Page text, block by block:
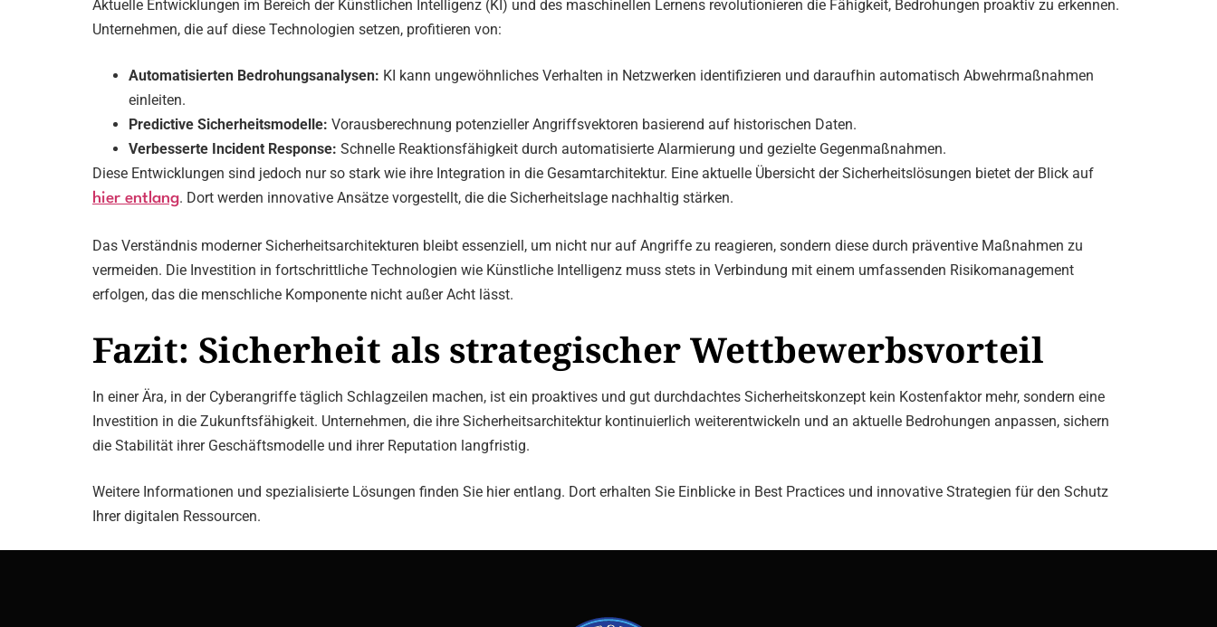
Aktuelle Entwicklungen im Bereich der Künstlichen Intelligenz (KI) und des maschinellen Lernens revolutionieren die Fähigkeit, Bedrohungen proaktiv zu erkennen.
Unternehmen, die auf diese Technologien setzen, profitieren von:
Automatisierten Bedrohungsanalysen: KI kann ungewöhnliches Verhalten in Netzwerken identifizieren und daraufhin automatisch Abwehrmaßnahmen
einleiten.
Predictive Sicherheitsmodelle: Vorausberechnung potenzieller Angriffsvektoren basierend auf historischen Daten.
Verbesserte Incident Response: Schnelle Reaktionsfähigkeit durch automatisierte Alarmierung und gezielte Gegenmaßnahmen.
Diese Entwicklungen sind jedoch nur so stark wie ihre Integration in die Gesamtarchitektur. Eine aktuelle Übersicht der Sicherheitslösungen bietet der Blick auf
hier entlang. Dort werden innovative Ansätze vorgestellt, die die Sicherheitslage nachhaltig stärken.
Das Verständnis moderner Sicherheitsarchitekturen bleibt essenziell, um nicht nur auf Angriffe zu reagieren, sondern diese durch präventive Maßnahmen zu
vermeiden. Die Investition in fortschrittliche Technologien wie Künstliche Intelligenz muss stets in Verbindung mit einem umfassenden Risikomanagement
erfolgen, das die menschliche Komponente nicht außer Acht lässt.
Fazit: Sicherheit als strategischer Wettbewerbsvorteil
In einer Ära, in der Cyberangriffe täglich Schlagzeilen machen, ist ein proaktives und gut durchdachtes Sicherheitskonzept kein Kostenfaktor mehr, sondern eine
Investition in die Zukunftsfähigkeit. Unternehmen, die ihre Sicherheitsarchitektur kontinuierlich weiterentwickeln und an aktuelle Bedrohungen anpassen, sichern
die Stabilität ihrer Geschäftsmodelle und ihrer Reputation langfristig.
Weitere Informationen und spezialisierte Lösungen finden Sie hier entlang. Dort erhalten Sie Einblicke in Best Practices und innovative Strategien für den Schutz
Ihrer digitalen Ressourcen.